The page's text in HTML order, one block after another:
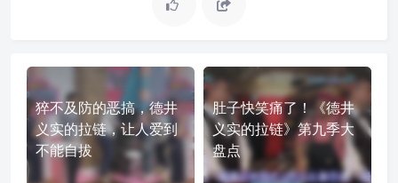
猝不及防的恶搞，德井
义实的拉链，让人爱到
不能自拔
肚子快笑痛了！《德井
义实的拉链》第九季大
盘点